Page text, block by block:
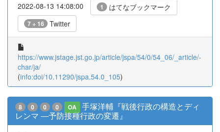
2022-08-13 14:08:00 1 はてなブックマーク
7 + 16 Twitter
https://www.jstage.jst.go.jp/article/jspa/54/0/54_06/_article/-
char/ja/
(info:doi/10.11290/jspa.54.0_105)
8 0 0 0 OA
手塚洋輔『戦後行政の構造とディ
レンマ ―予防接種行政の変遷』